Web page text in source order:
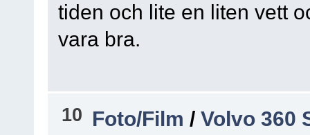
tiden och lite en liten vett
vara bra.
10 Foto/Film /Volvo 360